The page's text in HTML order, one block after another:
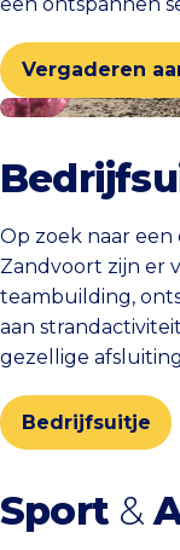
Vergaderen
Bedrijfsuitje
Op zoek naar
Zandvoort zijn er
teambuilding,
aan
gezellige
Bedrijfsuitje
Sport &